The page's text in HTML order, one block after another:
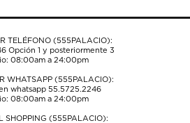
TELÉFONO (555PALACIO):
Opción 1 y posteriormente 3
08:00am a 24:00pm
WHATSAPP (555PALACIO):
whatsapp 55.5725.2246
08:00am a 24:00pm
SHOPPING (555PALACIO):